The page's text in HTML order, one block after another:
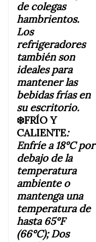
de colegas
hambrientos.
Los
refrigeradores
también son
ideales para
mantener las
bebidas frías en
su escritorio.
❄️FRÍO Y
CALIENTE:
Enfríe a 18°C ​​por
debajo de la
temperatura
ambiente o
mantenga una
temperatura de
hasta 65°F
(66°C); Dos